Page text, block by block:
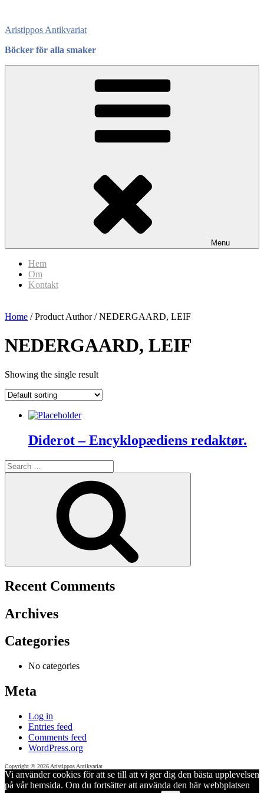
content
Aristippos Antikvariat
Böcker för alla smaker
Menu
Hem
Om
Kontakt
Home / Product Author / NEDERGAARD, LEIF
NEDERGAARD, LEIF
Showing the single result
Diderot – Encyklopædiens redaktør.
Search
for:
Recent Comments
Archives
Categories
No categories
Meta
Log in
Entries feed
Comments feed
WordPress.org
Copyright © 2026 Aristippos Antikvariat
Vi använder cookies för att se till att vi ger dig den bästa upplevelsen
på vår hemsida. Om du fortsätter att använda den här webbplatsen